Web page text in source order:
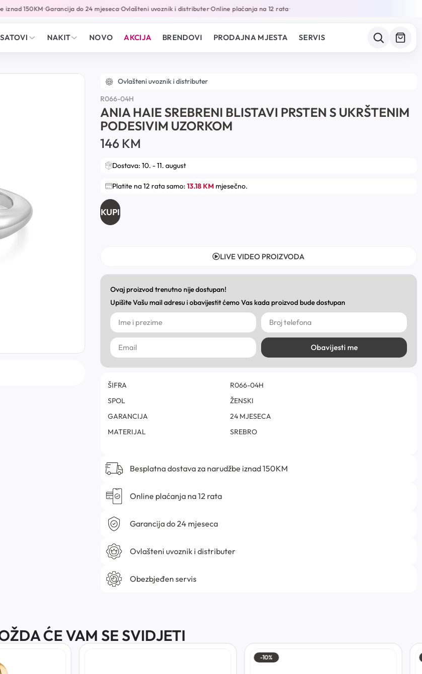
150KM•Garancija do 24 mjeseca•Ovlašteni uvoznik i distributer•Online plaćanja na 12 rata•
NAKIT NOVO AKCIJA BRENDOVI PRODAJNA MJESTA SERVIS
Ovlašteni uvoznik i distributer
R066-­04H
ANIA HAIE SREBRENI BLISTAVI PRSTEN S UKRŠTENIM
PODESIVIM UZORKOM
146 KM
Dostava: 10. - 11. august
Platite na 12 rata samo: 13.18 KM mjesečno.
KUPI
LIVE VIDEO PROIZVODA
Ovaj proizvod trenutno nije dostupan!
Upišite Vašu mail adresu i obavijestit ćemo Vas kada proizvod bude dostupan
Obavijesti me
ŠIFRA
R066-­04H
SPOL
ŽENSKI
GARANCIJA
24 MJESECA
MATERIJAL
SREBRO
Besplatna dostava za narudžbe iznad 150KM
Online plaćanja na 12 rata
Garancija do 24 mjeseca
Ovlašteni uvoznik i distributer
Obezbjeđen servis
ĆE VAM SE SVIDJETI
-10%